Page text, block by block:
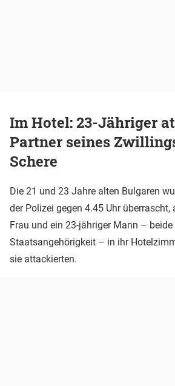
Im Hotel: 23-Jähriger
Partner seines
Schere
Die 21 und 23 Jahre alten Bulgaren
der Polizei gegen 4.45 Uhr überrascht,
Frau und ein 23-jähriger Mann –
Staatsangehörigkeit – in ihr
sie attackierten.